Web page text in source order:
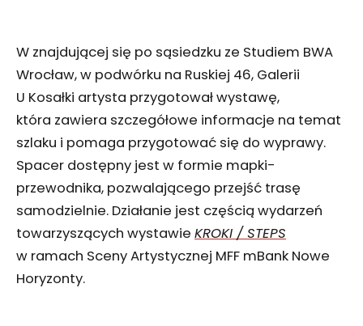
W znajdującej się po sąsiedzku ze Studiem BWA
Wrocław, w podwórku na Ruskiej 46, Galerii
U Kosałki artysta przygotował wystawę,
która zawiera szczegółowe informacje na temat
szlaku i pomaga przygotować się do wyprawy.
Spacer dostępny jest w formie mapki-
przewodnika, pozwalającego przejść trasę
samodzielnie. Działanie jest częścią wydarzeń
towarzyszących wystawie KROKI / STEPS
w ramach Sceny Artystycznej MFF mBank Nowe
Horyzonty.